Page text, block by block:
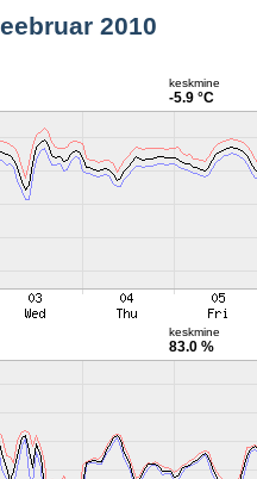
2010
keskmine
-5.9 °C
keskmine
83.0 %